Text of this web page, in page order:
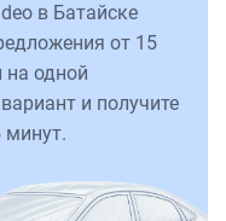
в Батайске
от 15
на одной
и получите
минут.